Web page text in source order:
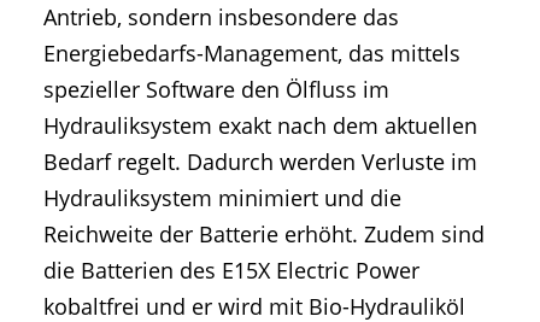
Antrieb, sondern insbesondere das
Energiebedarfs-Management, das mittels
spezieller Software den Ölfluss im
Hydrauliksystem exakt nach dem aktuellen
Bedarf regelt. Dadurch werden Verluste im
Hydrauliksystem minimiert und die
Reichweite der Batterie erhöht. Zudem sind
die Batterien des E15X Electric Power
kobaltfrei und er wird mit Bio-Hydrauliköl